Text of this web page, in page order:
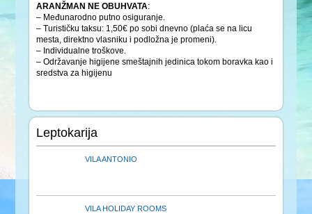
ARANŽMAN NE OBUHVATA:
– Međunarodno putno osiguranje.
– Turističku taksu: 1,50€ po sobi dnevno (plaća se na licu
mesta, direktno vlasniku i podložna je promeni).
– Individualne troškove.
– Održavanje higijene smeštajnih jedinica tokom boravka kao i
sredstva za higijenu
Leptokarija
VILA ANTONIO
VILA HOLIDAY ROOMS